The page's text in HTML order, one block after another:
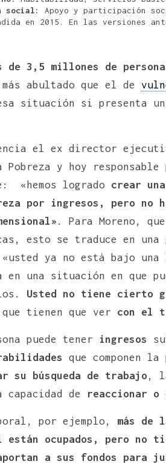
social:
Apoyo y participación
en 2015. En las versiones
de 3,5 millones de
más abultado que el de
situación si presenta
el ex director
Pobreza y hoy
«hemos logrado crear una
por ingresos, pero no
. Para Moreno,
esto se traduce en una
«usted ya no está bajo
en una situación en que
Usted no tiene cierto
tienen que ver con el
puede tener ingresos
que componen
su búsqueda de trabajo ,
capacidad de reaccionar o
por ejemplo, más de
están ocupados, pero no
a sus fondos para